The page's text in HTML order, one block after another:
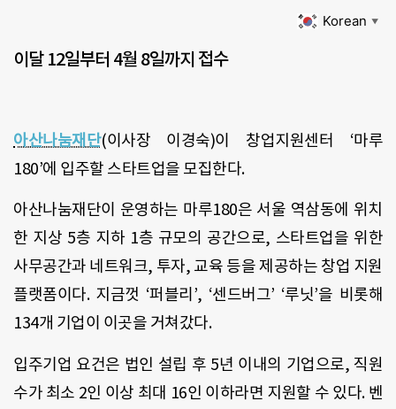
Korean ▼
이달 12일부터 4월 8일까지 접수
아산나눔재단(이사장 이경숙)이 창업지원센터 ‘마루
180’에 입주할 스타트업을 모집한다.
아산나눔재단이 운영하는 마루180은 서울 역삼동에 위치
한 지상 5층 지하 1층 규모의 공간으로, 스타트업을 위한
사무공간과 네트워크, 투자, 교육 등을 제공하는 창업 지원
플랫폼이다. 지금껏 ‘퍼블리’, ‘센드버그’ ‘루닛’을 비롯해
134개 기업이 이곳을 거쳐갔다.
입주기업 요건은 법인 설립 후 5년 이내의 기업으로, 직원
수가 최소 2인 이상 최대 16인 이하라면 지원할 수 있다. 벤